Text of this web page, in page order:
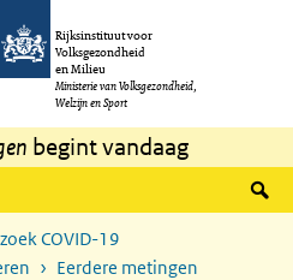
Rijksinstituut voor
Volksgezondheid
en Milieu
Ministerie van Volksgezondheid,
Welzijn en Sport
begint vandaag
COVID-19
Eerdere metingen